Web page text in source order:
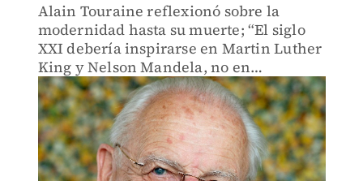
Alain Touraine reflexionó sobre la
modernidad hasta su muerte; “El siglo
XXI debería inspirarse en Martin Luther
King y Nelson Mandela, no en
fanatismos comunitaristas, nacionalistas
o identitarios”.